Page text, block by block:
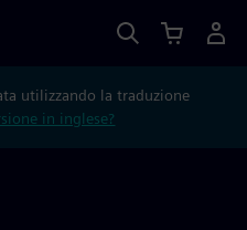
utilizzando la traduzione
in inglese?